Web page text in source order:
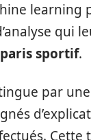
learning
qui
paris sportif.
par